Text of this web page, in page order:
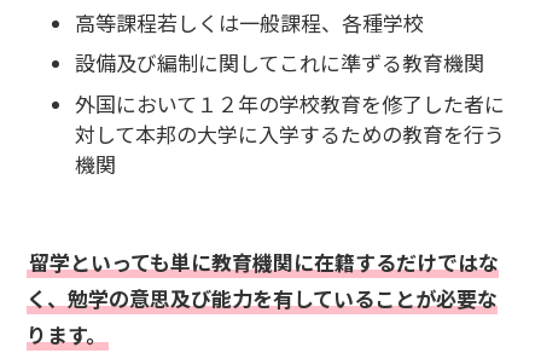
高等課程若しくは一般課程、各種学校
設備及び編制に関してこれに準ずる教育機関
外国において１２年の学校教育を修了した者に
対して本邦の大学に入学するための教育を行う
機関
留学といっても単に教育機関に在籍するだけではな
く、勉学の意思及び能力を有していることが必要な
ります。